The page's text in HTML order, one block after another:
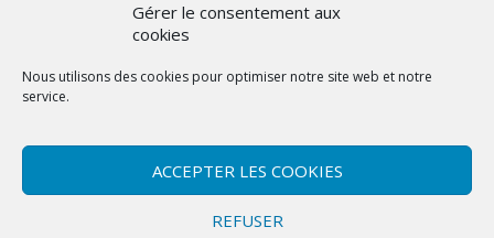
Gérer le consentement aux
cookies
Nous utilisons des cookies pour optimiser notre site web et notre
service.
ACCEPTER LES COOKIES
REFUSER
Politique de confidentialité (UE)